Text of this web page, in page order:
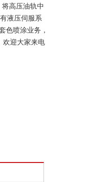
将高压油轨中
液压伺服系
色喷涂业务，
欢迎大家来电